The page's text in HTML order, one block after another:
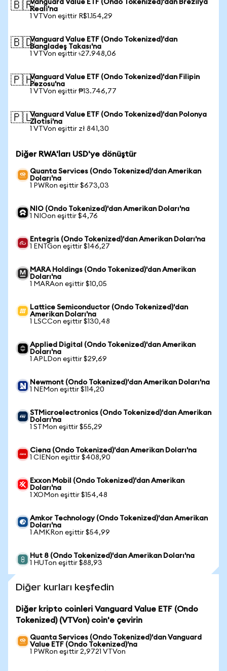
🇧🇷Vanguard Value ETF (Ondo Tokenized)'dan Brezilya
Reali'na
1 VTVon eşittir R$1.154,29
🇧🇩Vanguard Value ETF (Ondo Tokenized)'dan
Bangladeş Takası'na
1 VTVon eşittir ৳27.948,06
🇵🇭Vanguard Value ETF (Ondo Tokenized)'dan Filipin
Pezosu'na
1 VTVon eşittir ₱13.746,77
🇵🇱Vanguard Value ETF (Ondo Tokenized)'dan Polonya
Zlotisi'na
1 VTVon eşittir zł 841,30
Diğer RWA'ları USD'ye dönüştür
Quanta Services (Ondo Tokenized)'dan Amerikan
Doları'na
1 PWRon eşittir $673,03
NIO (Ondo Tokenized)'dan Amerikan Doları'na
1 NIOon eşittir $4,76
Entegris (Ondo Tokenized)'dan Amerikan Doları'na
1 ENTGon eşittir $146,27
MARA Holdings (Ondo Tokenized)'dan Amerikan
Doları'na
1 MARAon eşittir $10,05
Lattice Semiconductor (Ondo Tokenized)'dan
Amerikan Doları'na
1 LSCCon eşittir $130,48
Applied Digital (Ondo Tokenized)'dan Amerikan
Doları'na
1 APLDon eşittir $29,69
Newmont (Ondo Tokenized)'dan Amerikan Doları'na
1 NEMon eşittir $114,20
STMicroelectronics (Ondo Tokenized)'dan Amerikan
Doları'na
1 STMon eşittir $55,29
Ciena (Ondo Tokenized)'dan Amerikan Doları'na
1 CIENon eşittir $408,90
Exxon Mobil (Ondo Tokenized)'dan Amerikan
Doları'na
1 XOMon eşittir $154,48
Amkor Technology (Ondo Tokenized)'dan Amerikan
Doları'na
1 AMKRon eşittir $54,99
Hut 8 (Ondo Tokenized)'dan Amerikan Doları'na
1 HUTon eşittir $88,93
Diğer kurları keşfedin
Diğer kripto coinleri Vanguard Value ETF (Ondo
Tokenized) (VTVon) coin'e çevirin
Quanta Services (Ondo Tokenized)'dan Vanguard
Value ETF (Ondo Tokenized)'na
1 PWRon eşittir 2,9721 VTVon